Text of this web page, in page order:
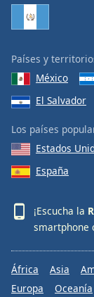
Done
Close
Modal
End
dialog
window.
Países y
México
El Salvador
Los países
Estados
España
¡Escucha la
smartphone
África Asia
Europa
Oceanía